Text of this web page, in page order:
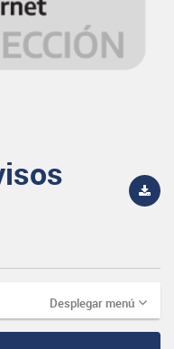
Desplegar menú